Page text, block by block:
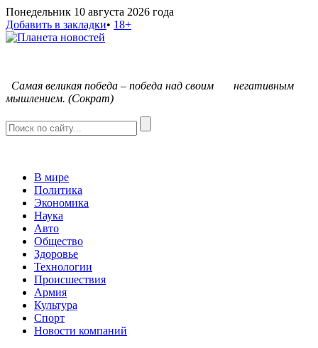
Понедельник 10 августа 2026 года
Добавить в закладки• 18+
Самая великая победа – победа над своим негативным
мышлением. (Сократ)
В мире
Политика
Экономика
Наука
Авто
Общество
Здоровье
Технологии
Происшествия
Армия
Культура
Спорт
Новости компаний